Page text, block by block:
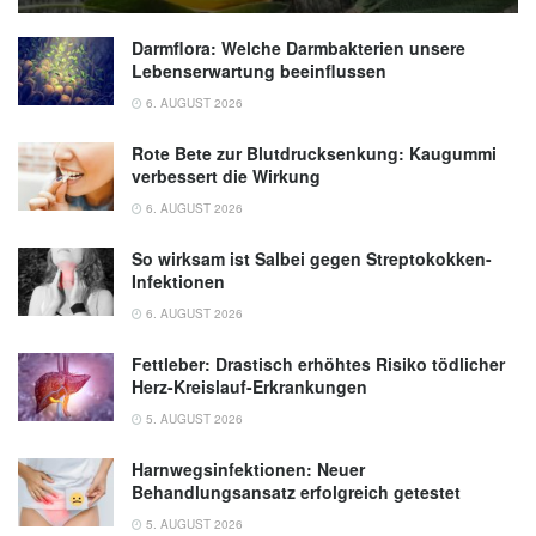
Darmflora: Welche Darmbakterien unsere
Lebenserwartung beeinflussen
6. AUGUST 2026
Rote Bete zur Blutdrucksenkung: Kaugummi
verbessert die Wirkung
6. AUGUST 2026
So wirksam ist Salbei gegen Streptokokken-
Infektionen
6. AUGUST 2026
Fettleber: Drastisch erhöhtes Risiko tödlicher
Herz-Kreislauf-Erkrankungen
5. AUGUST 2026
Harnwegsinfektionen: Neuer
Behandlungsansatz erfolgreich getestet
5. AUGUST 2026